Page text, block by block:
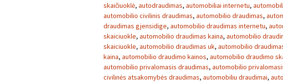
skaičiuoklė, autodraudimas, automobiliai internetu,
automobilio civilinis draudimas, automobilio draudimas,
draudimas gjensidige, automobilio draudimas internetu,
skaiciuokle, automobilio draudimas kaina, automobilio
skaiciuokle, automobilio draudimas uk, automobilio
kaina, automobilio draudimo kainos, automobilio draudimo
automobilio privalomasis draudimas, automobilio
civilinės atsakomybės draudimas, automobiliu draudimai,